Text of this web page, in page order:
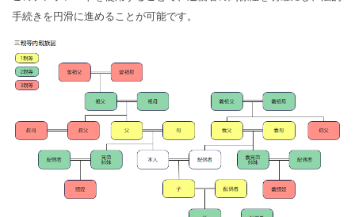
手続きを円滑に進めることが可能です。